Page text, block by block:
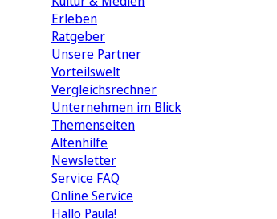
Erleben
Ratgeber
Unsere Partner
Vorteilswelt
Vergleichsrechner
Unternehmen im Blick
Themenseiten
Altenhilfe
Newsletter
Service FAQ
Online Service
Hallo Paula!